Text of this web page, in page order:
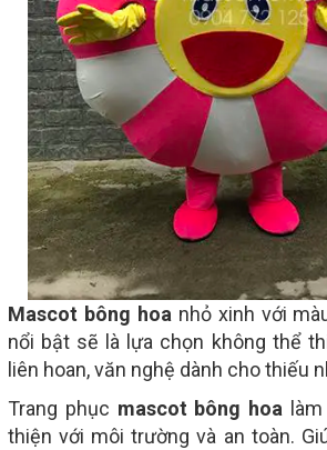
Mascot bông hoa nhỏ xinh với
nổi bật sẽ là lựa chọn không thể
liên hoan, văn nghệ dành cho thiếu
Trang phục mascot bông hoa
thiện với môi trường và an toàn.